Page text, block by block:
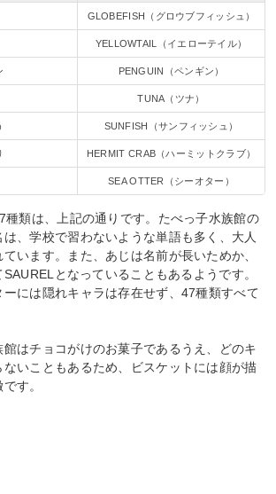
GLOBEFISH（グロウブフィッシュ）
YELLOWTAIL（イエローテイル）
PENGUIN（ペンギン）
TUNA（ツナ）
SUNFISH（サンフィッシュ）
HERMIT CRAB（ハーミットクラブ）
SEA OTTER（シーオター）
種類は、上記の通りです。たべっ子水族館の
、学校で習わないような単語も多く、大人
います。また、あじは名前が長いためか、
となっていることもあるようです。
には隠れキャラは存在せず、47種類すべて
館はチョコがけのお菓子であるうえ、どのキ
ないこともあるため、ビスケットには顔が描
す。